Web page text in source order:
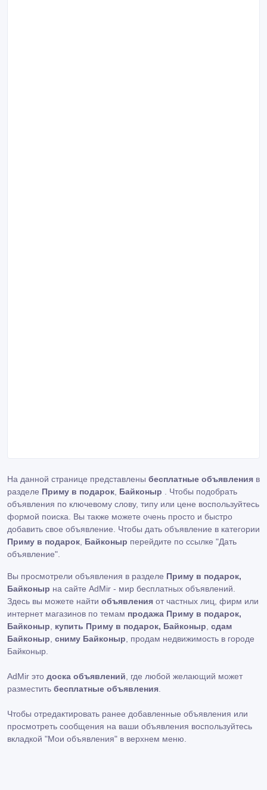
На данной странице представлены бесплатные объявления в
разделе Приму в подарок Байконыр . Чтобы подобрать
объявления по ключевому слову, типу или цене воспользуйтесь
формой поиска. Вы также можете очень просто и быстро
добавить свое объявление. Чтобы дать объявление в категории
Приму в подарок Байконыр перейдите по ссылке "Дать
объявление"
Вы просмотрели объявления в разделе Приму в подарок,
Байконыр на сайте AdMir - мир бесплатных объявлений.
Здесь вы можете найти объявления от частных лиц, фирм или
интернет магазинов по темам продажа Приму в подарок,
Байконыр
купить Приму в подарок, Байконыр сдам
Байконыр сниму Байконыр , продам недвижимость в городе
Байконыр.
AdMir это доска объявлений , где любой желающий может
разместить бесплатные объявления
Чтобы отредактировать ранее добавленные объявления или
просмотреть сообщения на ваши объявления воспользуйтесь
вкладкой "Мои объявления" в верхнем меню.